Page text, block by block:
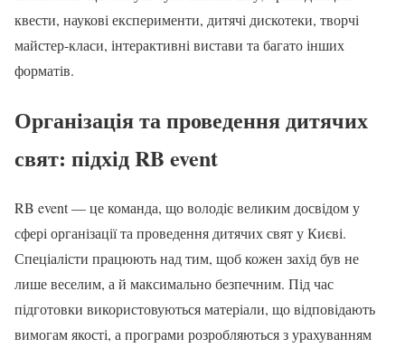
квести, наукові експерименти, дитячі дискотеки, творчі
майстер-класи, інтерактивні вистави та багато інших
форматів.
Організація та проведення дитячих
свят: підхід RB event
RB event — це команда, що володіє великим досвідом у
сфері організації та проведення дитячих свят у Києві.
Спеціалісти працюють над тим, щоб кожен захід був не
лише веселим, а й максимально безпечним. Під час
підготовки використовуються матеріали, що відповідають
вимогам якості, а програми розробляються з урахуванням